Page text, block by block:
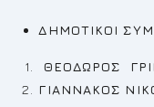
ΔΗΜΟΤΙΚΟΙ
ΘΕΟΔΩΡΟΣ
ΓΙΑΝΝΑΚΟΣ